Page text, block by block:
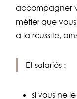
accompagner
métier que
à la réussite,
Et salariés :
si vous ne